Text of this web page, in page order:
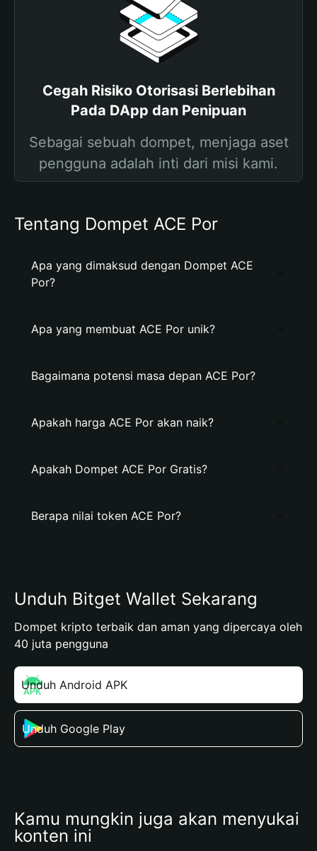
Cegah Risiko Otorisasi Berlebihan
Pada DApp dan Penipuan
Sebagai sebuah dompet, menjaga aset
pengguna adalah inti dari misi kami.
Tentang Dompet ACE Por
Apa yang dimaksud dengan Dompet ACE
Por?
Apa yang membuat ACE Por unik?
Bagaimana potensi masa depan ACE Por?
Apakah harga ACE Por akan naik?
Apakah Dompet ACE Por Gratis?
Berapa nilai token ACE Por?
Unduh Bitget Wallet Sekarang
Dompet kripto terbaik dan aman yang dipercaya oleh
40 juta pengguna
Unduh Android APK
Unduh Google Play
Kamu mungkin juga akan menyukai
konten ini